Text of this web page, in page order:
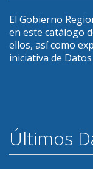
El Gobierno
en este catálogo
ellos, así como
iniciativa de
Últimos